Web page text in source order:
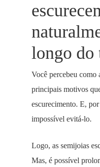
longo do
Você percebeu como
principais motivos
escurecimento. E,
impossível evitá-lo.
Logo, as semijoias
Mas, é possível